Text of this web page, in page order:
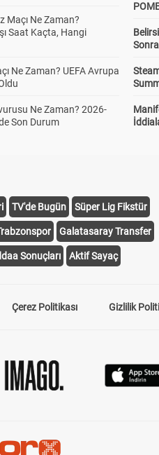
Maçı Ne Zaman?
Saat Kaçta, Hangi
Ne Zaman? UEFA Avrupa
Ne Zaman? 2026-
Son Durum
TV'de Bugün Süper Lig Fikstür
Galatasaray Transfer
Sonuçları Aktif Sayaç
Çerez Politikası Gizlilik